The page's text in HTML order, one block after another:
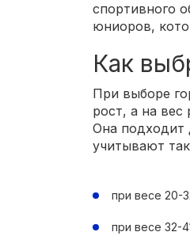
спортивного
юниоров,
Как
При выборе
рост, а на вес
Она подходит
учитывают
при весе 20-
при весе 32-